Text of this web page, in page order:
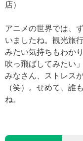
店）
アニメの世界では、
いましたね。観光旅
みたい気持ちもわか
吹っ飛ばしてみたい
みなさん、ストレス
（笑）。せめて、誰
ね。